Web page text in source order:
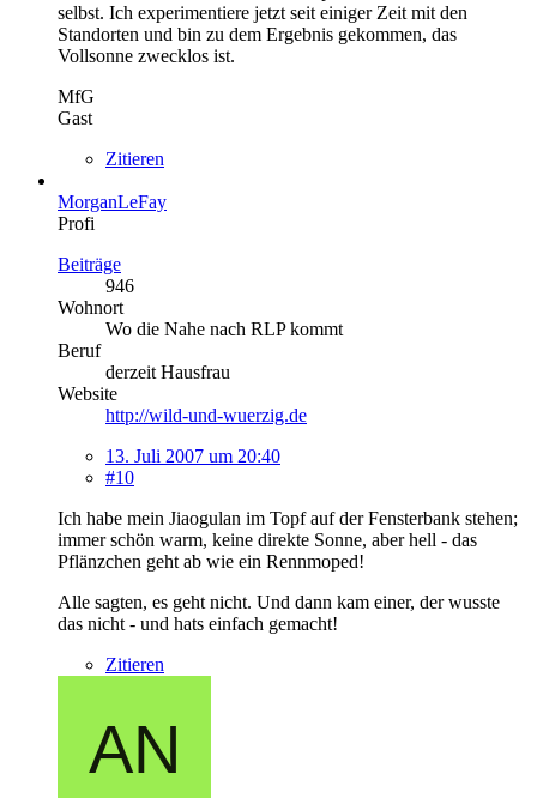
selbst. Ich experimentiere jetzt seit einiger Zeit mit den
Standorten und bin zu dem Ergebnis gekommen, das
Vollsonne zwecklos ist.
MfG
Gast
Zitieren
MorganLeFay
Profi
Beiträge
946
Wohnort
Wo die Nahe nach RLP kommt
Beruf
derzeit Hausfrau
Website
http://wild-und-wuerzig.de
13. Juli 2007 um 20:40
#10
Ich habe mein Jiaogulan im Topf auf der Fensterbank stehen;
immer schön warm, keine direkte Sonne, aber hell - das
Pflänzchen geht ab wie ein Rennmoped!
Alle sagten, es geht nicht. Und dann kam einer, der wusste
das nicht - und hats einfach gemacht!
Zitieren